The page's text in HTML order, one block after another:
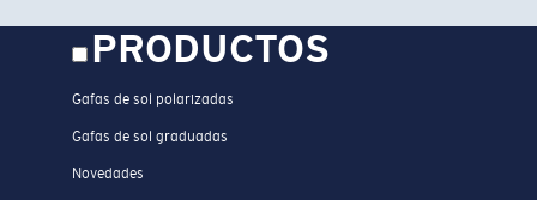
PRODUCTOS
Gafas de sol polarizadas
Gafas de sol graduadas
Novedades